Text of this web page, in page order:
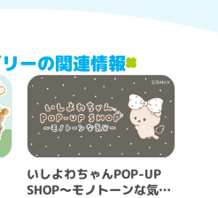
ーの関連情報
いしよわちゃんPOP-UP
SHOP～モノトーンな気分